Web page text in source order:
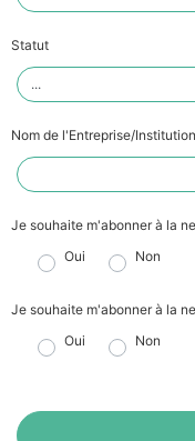
Statut
Nom de l'Entreprise/Institution
Je souhaite m'abonner à la
Oui Non
Je souhaite m'abonner à la
Oui Non